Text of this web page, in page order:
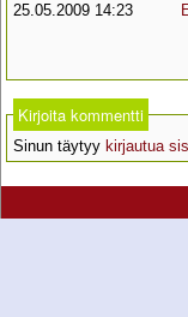
25.05.2009 14:23
Kirjoita kommentti
Sinun täytyy kirjautua